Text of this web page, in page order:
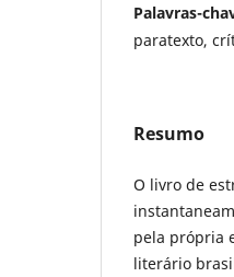
Palavras-
paratexto,
Resumo
O livro de
pela própria
literário